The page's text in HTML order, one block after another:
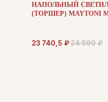
НАПОЛЬНЫЙ
(ТОРШЕР) MAYTONI
23 740,5 ₽24 990 ₽